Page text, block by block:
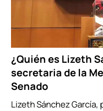
¿Quién es Lizeth
secretaria de la
Senado
Lizeth Sánchez